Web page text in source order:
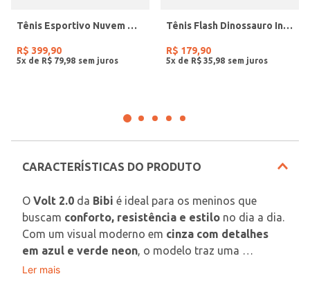
Tênis Esportivo Nuvem Olympikus Masculino PRETO/PRETO
R$ 399,90
5x de R$ 79 98
Tênis Flash Dinossauro Infantil Para bebê Menino- PRETO/AZUL/VERDE
R$ 179,90
5x de R$ 35 98
CARACTERÍSTICAS DO PRODUTO
O Volt 2.0 da Bibi é ideal para os meninos que
buscam conforto, resistência e estilo no dia a dia.
Com um visual moderno em cinza com detalhes
em azul e verde neon , o modelo traz uma
proposta esportiva e cheia de energia para
Perfeito para
Ler mais